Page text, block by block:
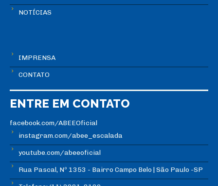
NOTÍCIAS
IMPRENSA
CONTATO
ENTRE EM CONTATO
facebook.com/ABEEOficial
instagram.com/abee_escalada
youtube.com/abeeoficial
Rua Pascal, Nº 1353 - Bairro Campo Belo | São Paulo -SP